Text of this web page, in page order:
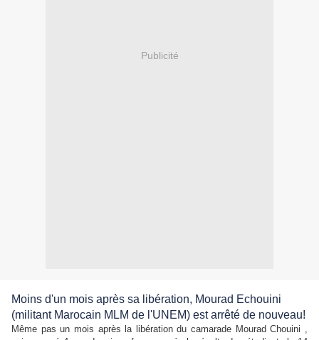
Publicité
Moins d'un mois après sa libération, Mourad Echouini
(militant Marocain MLM de l'UNEM) est arrêté de nouveau!
Même pas un mois après la libération du camarade Mourad Chouini ,